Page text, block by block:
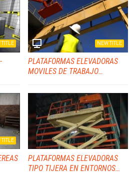
TITLE
PLATAFORMAS ELEVADORAS
MOVILES DE TRABAJO
ELEVADORES AEREOS Y DE
TIJERA
NEW TITLE
TITLE
PLATAFORMAS ELEVADORAS
TIPO TIJERA EN ENTORNOS